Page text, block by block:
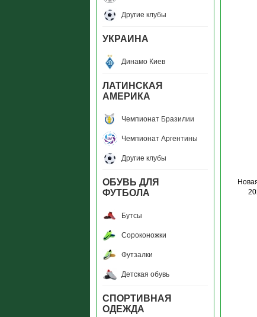
Другие клубы
УКРАИНА
Динамо Киев
ЛАТИНСКАЯ
АМЕРИКА
Чемпионат Бразилии
Чемпионат Аргентины
Другие клубы
ОБУВЬ ДЛЯ
ФУТБОЛА
Бутсы
Сороконожки
Футзалки
Детская обувь
СПОРТИВНАЯ
ОДЕЖДА